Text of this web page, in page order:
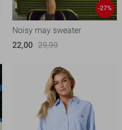
-27%
Noisy may sweater
22,00 29,99